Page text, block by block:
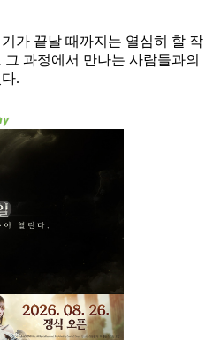
가 끝날 때까지는 열심히 할 작
과정에서 만나는 사람들과의
.